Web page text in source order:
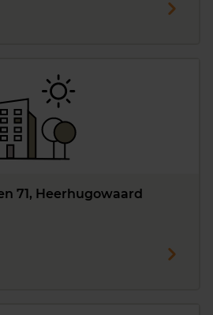
71, Heerhugowaard